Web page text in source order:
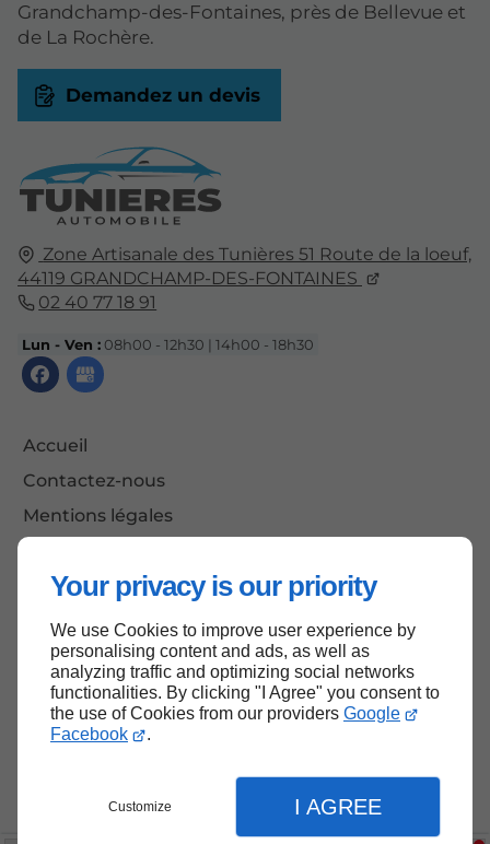
Your privacy is our priority
We use Cookies to improve user experience by
personalising content and ads, as well as
analyzing traffic and optimizing social networks
functionalities. By clicking "I Agree" you consent to
the use of Cookies from our providers Google
Facebook
.
Customize I AGREE
Zone Artisanale des Tunières 51 Route de la loeuf,
44119 GRANDCHAMP-DES-FONTAINES
02 40 77 18 91
Lun - Ven : 08h00 - 12h30 | 14h00 - 18h30
Accueil
Contactez-nous
Mentions légales
Grandchamp-des-Fontaines, près de Bellevue et
de La Rochère.
Demandez un devis
Haut de page